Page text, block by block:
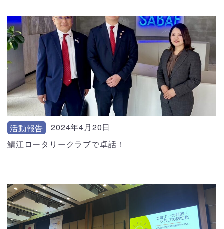
活動報告
2024年4月20日
鯖江ロータリークラブで卓話！